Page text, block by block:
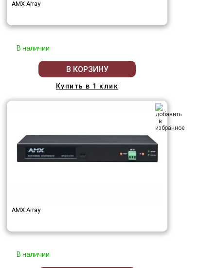
AMX Array
В наличии
В КОРЗИНУ
Купить в 1 клик
AMX Array
В наличии